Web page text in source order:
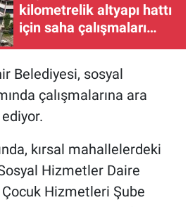
kilometrelik altyapı hattı
için saha çalışmaları
başladı
Belediyesi, sosyal
çalışmalarına ara
kırsal mahallelerdeki
Hizmetler Daire
Çocuk Hizmetleri Şube